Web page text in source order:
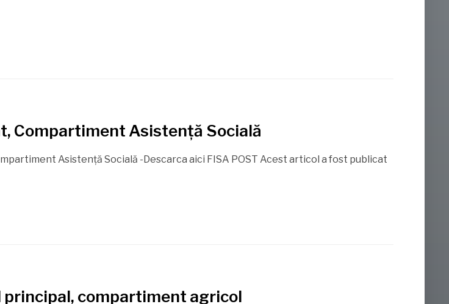
Compartiment Asistență Socială
Asistență Socială -Descarca aici FISA POST Acest articol a fost publicat
principal, compartiment agricol